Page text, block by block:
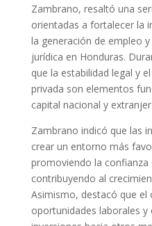
Zambrano, resaltó una
orientadas a fortalecer la
la generación de empleo
jurídica en Honduras.
que la estabilidad legal y
privada son elementos
capital nacional y
Zambrano indicó que las
crear un entorno más
promoviendo la confianza
contribuyendo al
Asimismo, destacó que el
oportunidades laborales y